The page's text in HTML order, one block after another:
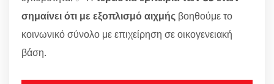
σημαίνει ότι με εξοπλισμό αιχμής βοηθούμε το
κοινωνικό σύνολο με επιχείρηση σε οικογενειακή
βάση.